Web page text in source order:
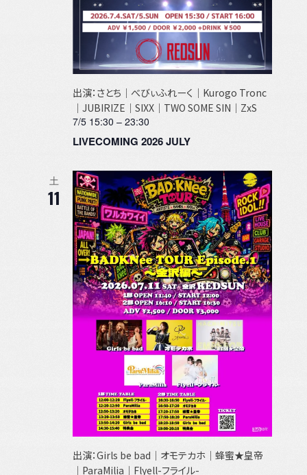
7/5 15:30 – 23:30
LIVECOMING 2026 JULY
出演：さとち｜べびぃふれーく｜Kurogo Tronc
｜JUBIRIZE｜SIXX｜TWO SOME SIN｜ZxS
土
11
出演：Girls be bad｜オモテカホ｜蜂蜜★皇帝
｜ParaMilia｜Flyell-フライル-